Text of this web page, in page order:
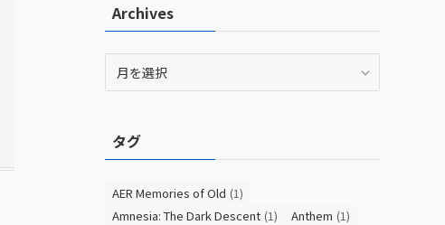
Archives
タグ
AER Memories of Old (1)
Amnesia: The Dark Descent (1) Anthem (1)